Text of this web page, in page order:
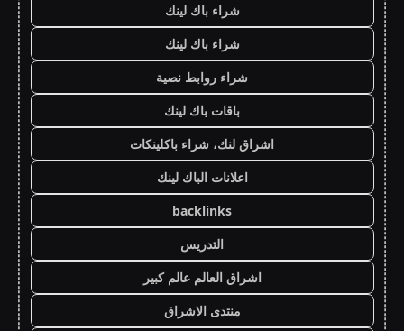
شراء باك لينك
شراء باك لينك
شراء روابط نصية
باقات باك لينك
اشراق لنك، شراء باكلينكات
اعلانات الباك لينك
backlinks
التدريس
اشراق العالم عالم كبير
منتدى الاشراق